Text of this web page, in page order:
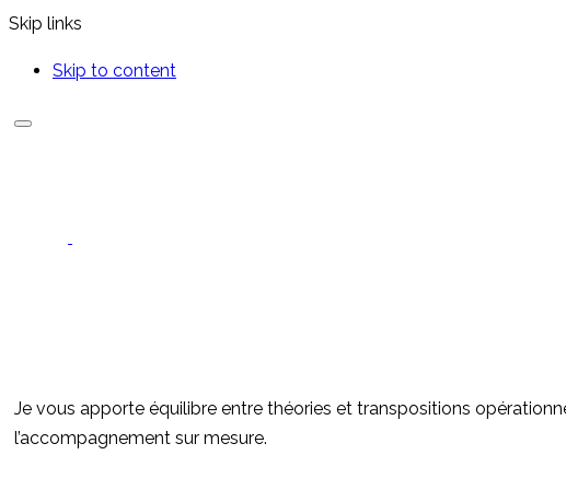
Skip links
Skip to content
Je vous apporte équilibre entre théories et transpositions
l’accompagnement sur mesure.